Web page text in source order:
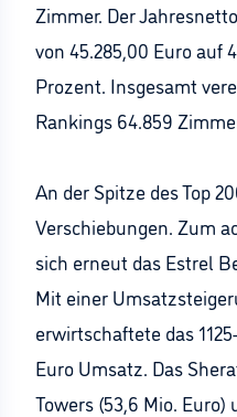
Zimmer. Der
von 45.285,00 Euro auf
Prozent. Insgesamt
Rankings 64.859
An der Spitze des Top
Verschiebungen. Zum
sich erneut das Estrel
Mit einer
erwirtschaftete das
Euro Umsatz. Das
Towers (53,6 Mio.